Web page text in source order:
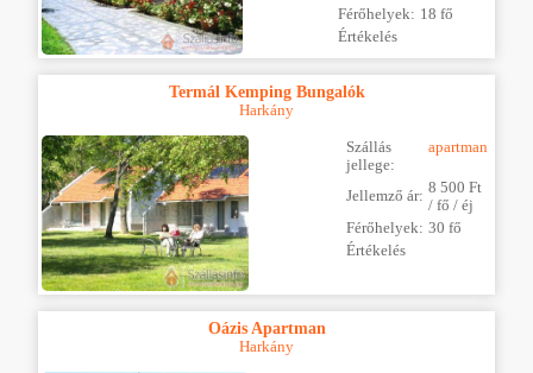
Férőhelyek: 18 fő
Értékelés
Termál Kemping Bungalók
Harkány
Szállás
jellege:
apartman
Jellemző ár: 8 500 Ft
/ fő / éj
Férőhelyek: 30 fő
Értékelés
Oázis Apartman
Harkány